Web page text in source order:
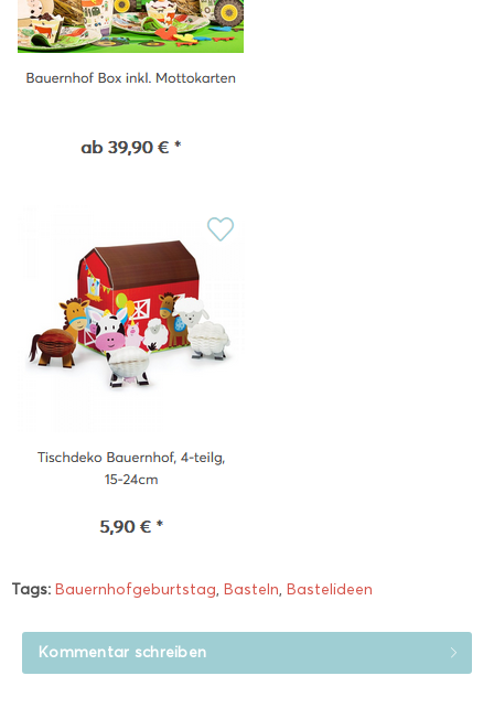
Tags: Bauernhofgeburtstag, Basteln, Bastelideen
Kommentar schreiben